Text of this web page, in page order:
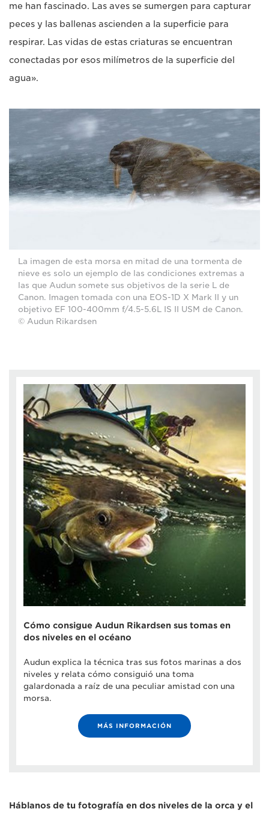
me han fascinado. Las aves se sumergen para capturar
peces y las ballenas ascienden a la superficie para
respirar. Las vidas de estas criaturas se encuentran
conectadas por esos milímetros de la superficie del
agua».
La imagen de esta morsa en mitad de una tormenta de
nieve es solo un ejemplo de las condiciones extremas a
las que Audun somete sus objetivos de la serie L de
Canon. Imagen tomada con una EOS-1D X Mark II y un
objetivo EF 100-400mm f/4.5-5.6L IS II USM de Canon.
© Audun Rikardsen
Cómo consigue Audun Rikardsen sus tomas en
dos niveles en el océano
Audun explica la técnica tras sus fotos marinas a dos
niveles y relata cómo consiguió una toma
galardonada a raíz de una peculiar amistad con una
morsa.
MÁS INFORMACIÓN
Háblanos de tu fotografía en dos niveles de la orca y el